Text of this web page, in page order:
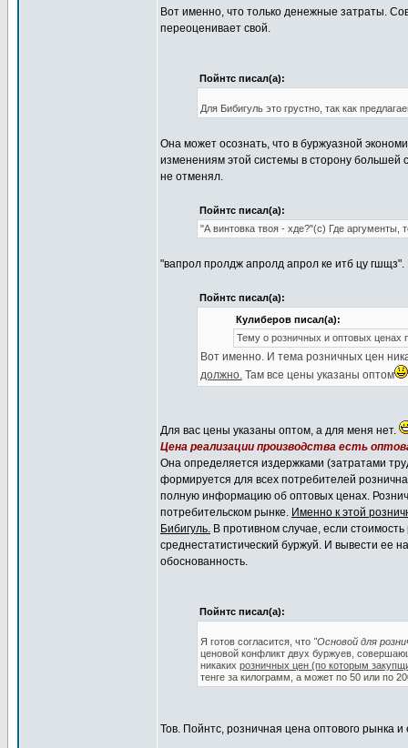
Вот именно, что только денежные затраты.
переоценивает свой.
Пойнтс писал(а):
Для Бибигуль это грустно, так как
Она может осознать, что в буржуазной
изменениям этой системы в сторону большей
не отменял.
Пойнтс писал(а):
"А винтовка твоя - хде?"(с) Где аргументы,
"вапрол пролдж апролд апрол ке итб цу
Пойнтс писал(а):
Кулиберов писал(а):
Тему о розничных и оптовых ценах
Вот именно. И тема розничных цен
должно. Там все цены указаны оптом
Для вас цены указаны оптом, а для меня нет.
Цена реализации производства есть
Она определяется издержками (затратами
формируется для всех потребителей
полную информацию об оптовых ценах.
потребительском рынке. Именно к этой
Бибигуль. В противном случае, если
среднестатистический буржуй. И вывести ее
обоснованность.
Пойнтс писал(а):
Я готов согласится, что "Основой для
ценовой конфликт двух буржуев,
никаких розничных цен (по которым
тенге за килограмм, а может по 50 или по
Тов. Пойнтс, розничная цена оптового рынка